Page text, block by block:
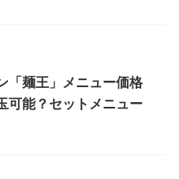
「麺王」メニュー価格
可能？セットメニュー